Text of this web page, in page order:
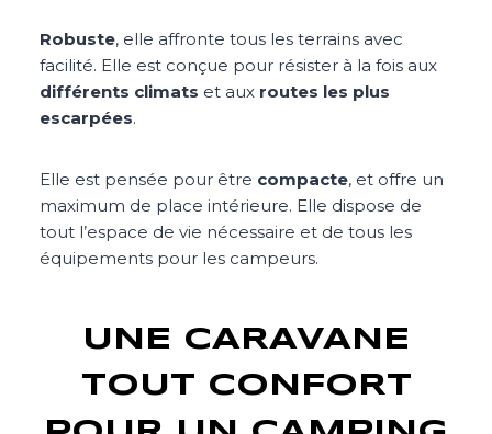
Robuste, elle affronte tous les terrains avec
facilité. Elle est conçue pour résister à la fois aux
différents climats et aux routes les plus
escarpées.
Elle est pensée pour être compacte, et offre un
maximum de place intérieure. Elle dispose de
tout l’espace de vie nécessaire et de tous les
équipements pour les campeurs.
UNE CARAVANE
TOUT CONFORT